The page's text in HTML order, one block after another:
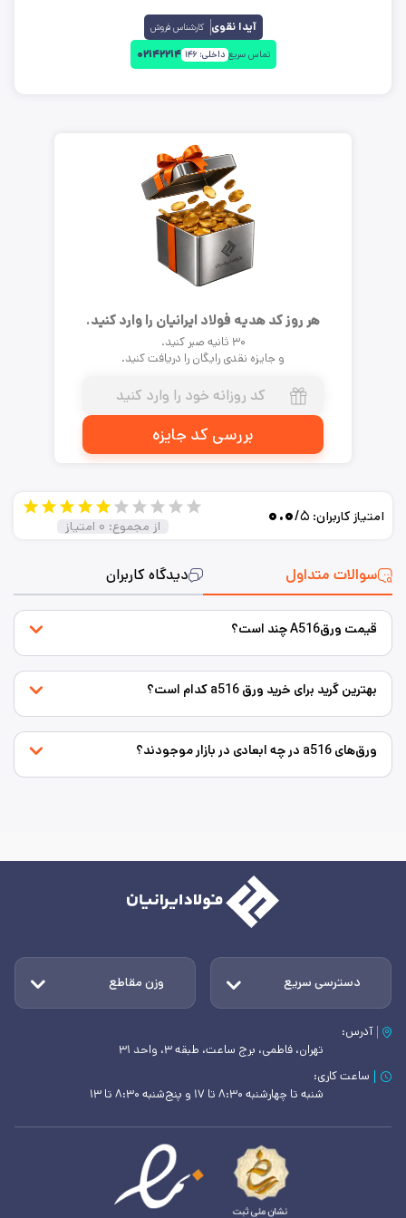
آیدا نقوی کارشناس فروش
تماس سریع داخلی:۱۴۶ ۰۲۱۴۲۲۱۴
هر روز کد هدیه فولاد ایرانیان را وارد کنید.
۳۰ ثانیه صبر کنید.
و جایزه نقدی رایگان را دریافت کنید.
بررسی کد جایزه
سوالات متداول دیدگاه کاربران
امتیاز کاربران: ۰.۰/۵
از مجموع: ۰ امتیاز
قیمت ورقA516 چند است؟
بهترین گرید برای خرید ورق a516 کدام است؟
ورق‌های a516 در چه ابعادی در بازار موجودند؟
دسترسی سریع وزن مقاطع
آدرس:
تهران، فاطمی، برج ساعت، طبقه ۳، واحد ۳۱
ساعت کاری:
شنبه تا چهارشنبه ۸:۳۰ تا ۱۷ و پنج‌شنبه ۸:۳۰ تا ۱۳